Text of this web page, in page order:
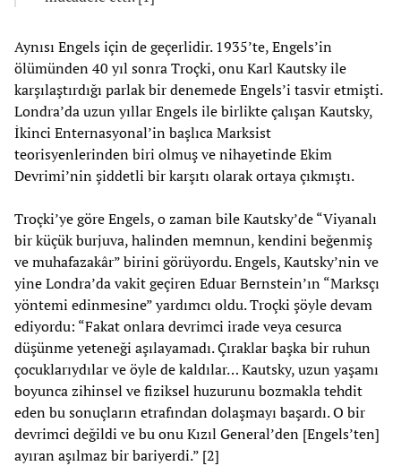
Aynısı Engels için de geçerlidir. 1935’te, Engels’in
ölümünden 40 yıl sonra Troçki, onu Karl Kautsky ile
karşılaştırdığı parlak bir denemede Engels’i tasvir etmişti.
Londra’da uzun yıllar Engels ile birlikte çalışan Kautsky,
İkinci Enternasyonal’in başlıca Marksist
teorisyenlerinden biri olmuş ve nihayetinde Ekim
Devrimi’nin şiddetli bir karşıtı olarak ortaya çıkmıştı.
Troçki’ye göre Engels, o zaman bile Kautsky’de “Viyanalı
bir küçük burjuva, halinden memnun, kendini beğenmiş
ve muhafazakâr” birini görüyordu. Engels, Kautsky’nin ve
yine Londra’da vakit geçiren Eduar Bernstein’ın “Marksçı
yöntemi edinmesine” yardımcı oldu. Troçki şöyle devam
ediyordu: “Fakat onlara devrimci irade veya cesurca
düşünme yeteneği aşılayamadı. Çıraklar başka bir ruhun
çocuklarıydılar ve öyle de kaldılar… Kautsky, uzun yaşamı
boyunca zihinsel ve fiziksel huzurunu bozmakla tehdit
eden bu sonuçların etrafından dolaşmayı başardı. O bir
devrimci değildi ve bu onu Kızıl General’den [Engels’ten]
ayıran aşılmaz bir bariyerdi.” [2]